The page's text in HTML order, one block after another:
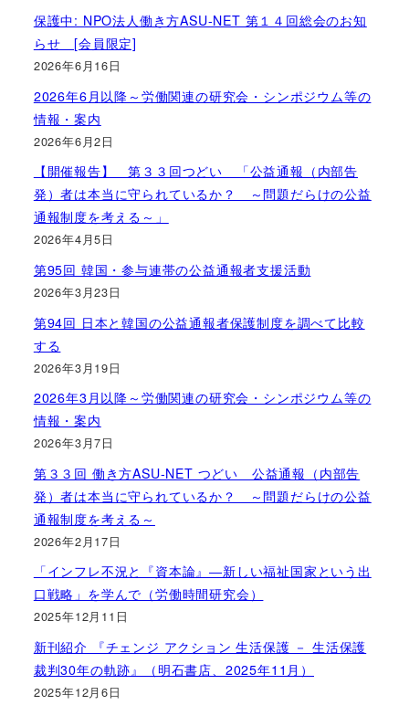
保護中: NPO法人働き方ASU-NET 第１４回総会のお知
らせ [会員限定]
2026年6月16日
2026年6月以降～労働関連の研究会・シンポジウム等の
情報・案内
2026年6月2日
【開催報告】 第３３回つどい 「公益通報（内部告
発）者は本当に守られているか？ ～問題だらけの公益
通報制度を考える～」
2026年4月5日
第95回 韓国・参与連帯の公益通報者支援活動
2026年3月23日
第94回 日本と韓国の公益通報者保護制度を調べて比較
する
2026年3月19日
2026年3月以降～労働関連の研究会・シンポジウム等の
情報・案内
2026年3月7日
第３３回 働き方ASU-NET つどい 公益通報（内部告
発）者は本当に守られているか？ ～問題だらけの公益
通報制度を考える～
2026年2月17日
「インフレ不況と『資本論』―新しい福祉国家という出
口戦略」を学んで（労働時間研究会）
2025年12月11日
新刊紹介 『チェンジ アクション 生活保護 － 生活保護
裁判30年の軌跡』（明石書店、2025年11月）
2025年12月6日